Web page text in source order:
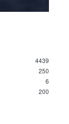
4439
250
6
200